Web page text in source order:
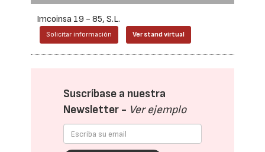
Imcoinsa 19 - 85, S.L.
Solicitar información Ver stand virtual
Suscríbase a nuestra
Newsletter - Ver ejemplo